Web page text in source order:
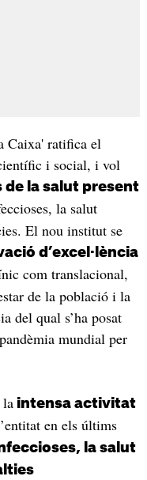
Caixa' ratifica el
i social, i vol
la salut present
la salut
El nou institut se
d’excel·lència
com translacional,
de la població i la
del qual s’ha posat
mundial per
la intensa activitat
en els últims
la salut